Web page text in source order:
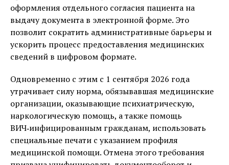
оформления отдельного согласия пациента на
выдачу документа в электронной форме. Это
позволит сократить административные барьеры и
ускорить процесс предоставления медицинских
сведений в цифровом формате.
Одновременно с этим с 1 сентября 2026 года
утрачивает силу норма, обязывавшая медицинские
организации, оказывающие психиатрическую,
наркологическую помощь, а также помощь
ВИЧ‑инфицированным гражданам, использовать
специальные печати с указанием профиля
медицинской помощи. Отмена этого требования